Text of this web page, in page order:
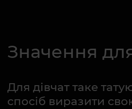
Значення
Для дівчат таке
спосіб виразити